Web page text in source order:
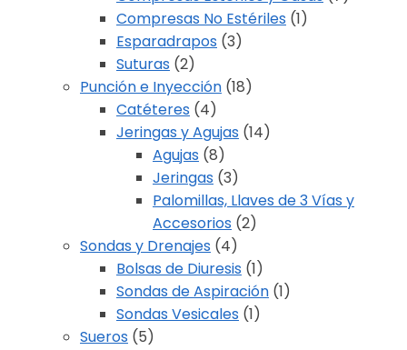
Compresas No Estériles (1)
Esparadrapos (3)
Suturas (2)
Punción e Inyección (18)
Catéteres (4)
Jeringas y Agujas (14)
Agujas (8)
Jeringas (3)
Palomillas, Llaves de 3 Vías y
Accesorios (2)
Sondas y Drenajes (4)
Bolsas de Diuresis (1)
Sondas de Aspiración (1)
Sondas Vesicales (1)
Sueros (5)